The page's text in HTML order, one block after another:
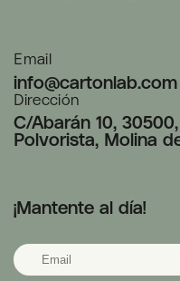
Email
info@cartonlab.com
Dirección
C/Abarán 10,
Polvorista, Molina
¡Mantente al día!